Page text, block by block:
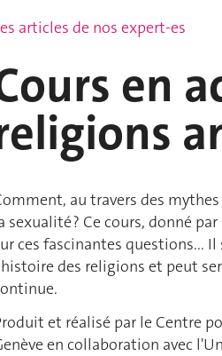
articles de nos expert-es
en
au travers des
sexualité ? Ce cours, donné par
ces fascinantes questions...
des religions et peut
et réalisé par le Centre
en collaboration avec